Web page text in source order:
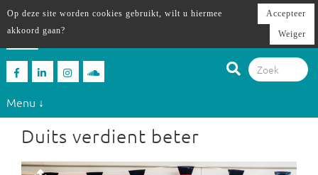
Menu ↓
Duits verdient beter
Op deze site worden cookies gebruikt, wilt u hiermee
akkoord gaan?
Accepteer
Weiger